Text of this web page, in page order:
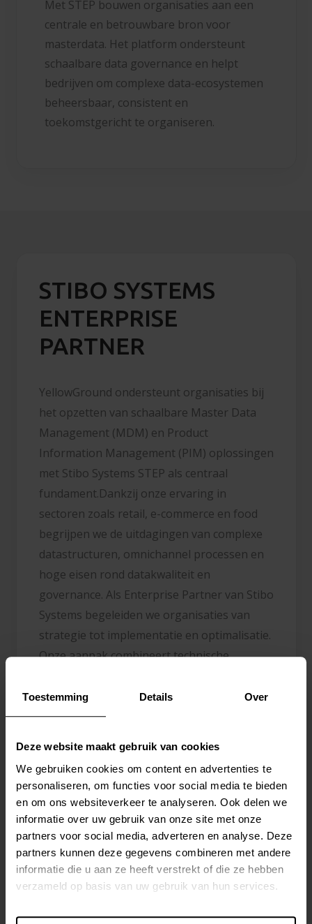
Toestemming Details Over
Deze website maakt gebruik van cookies
We gebruiken cookies om content en advertenties te
personaliseren, om functies voor social media te bieden
en om ons websiteverkeer te analyseren. Ook delen we
informatie over uw gebruik van onze site met onze
partners voor social media, adverteren en analyse. Deze
partners kunnen deze gegevens combineren met andere
informatie die u aan ze heeft verstrekt of die ze hebben
verzameld op basis van uw gebruik van hun services.
Met STEP bouwen organisaties aan een
centrale en betrouwbare bron voor
masterdata. Het platform ondersteunt
schaalbare data governance en helpt
bedrijven om complexe data-ecosystemen
beheersbaar, consistent en
toekomstgericht te organiseren.
STIBO SYSTEMS
ENTERPRISE
PARTNER
YellowGround ondersteunt organisaties bij
het opzetten van schaalbare Master Data
Management (MDM) en Product
Information Management (PIM) oplossingen
met Stibo Systems STEP als centraal
fundament.Dankzij onze ervaring in
sectoren zoals retail, e-commerce en food
begrijpen we de uitdagingen van complexe
datastructuren, omnichannel processen en
hoge eisen rond datakwaliteit en
governance. Als Enterprise Partner van Stibo
Systems begeleiden we organisaties van
strategie tot implementatie en optimalisatie.
Onze aanpak combineert technische
zodat masterdata niet alleen beheersbaar
wordt, maar ook effectief bijdraagt aan
System Integrator of the Year
In 2021 werd YellowGround door Stibo
Systems uitgeroepen tot ‘System Integrator
of the Year’: een erkenning voor onze
expertise, succesvolle implementaties en
ecosysteem.